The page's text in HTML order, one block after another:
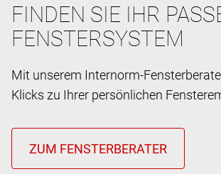
FINDEN SIE IHR
FENSTERSYSTEM
Mit unserem Internorm-
Klicks zu Ihrer persönlichen